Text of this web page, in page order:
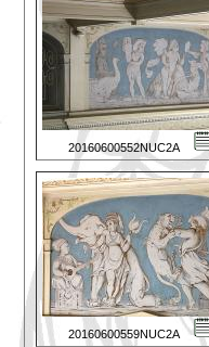
20160600552NUC2A
20160600559NUC2A